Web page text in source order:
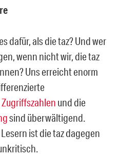
dafür, als die taz? Und wer
wenn nicht wir, die taz
Uns erreicht enorm
Zugriffszahlen und die
sind überwältigend.
ist die taz dagegen